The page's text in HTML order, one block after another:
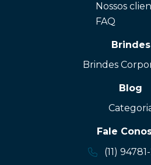
Nossos
FAQ
Brindes
Brindes
Blog
Fale
(11)